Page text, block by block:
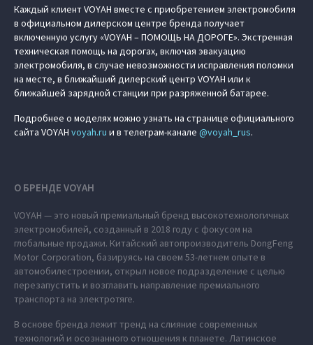
Каждый клиент VOYAH вместе с приобретением электромобиля
в официальном дилерском центре бренда получает
включенную услугу «VOYAH – ПОМОЩЬ НА ДОРОГЕ». Экстренная
техническая помощь на дорогах, включая эвакуацию
электромобиля, в случае невозможности исправления поломки
на месте, в ближайший дилерский центр VOYAH или к
ближайшей зарядной станции при разряженной батарее.
Подробнее о моделях можно узнать на странице официального
сайта VOYAH voyah.ru и в телеграм-канале @voyah_rus.
О БРЕНДЕ VOYAH
VOYAH — это новый премиальный бренд высокотехнологичных
электромобилей, созданный в 2018 году с фокусом на
глобальные продажи. Китайский автопроизводитель DongFeng
Motor Corporation, базируясь на своем 53-летнем опыте в
автомобилестроении, открыл новое подразделение с целью
перезапустить и возглавить направление премиального
транспорта на электротяге.
В основе бренда лежит тренд на слияние современных
технологий и осознанного отношения к планете. Латинское